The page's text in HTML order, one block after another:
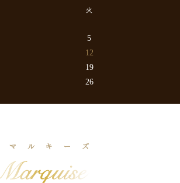
火
5
12
19
26